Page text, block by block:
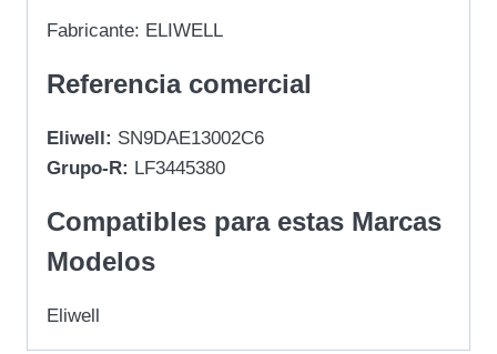
Fabricante: ELIWELL
Referencia comercial
Eliwell: SN9DAE13002C6
Grupo-R: LF3445380
Compatibles para estas Marcas
Modelos
Eliwell